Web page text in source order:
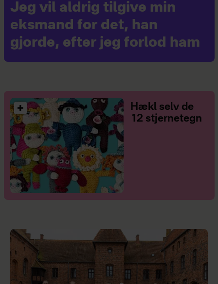
Jeg vil aldrig tilgive min
eksmand for det, han
gjorde, efter jeg forlod ham
Hækl selv de
12 stjernetegn